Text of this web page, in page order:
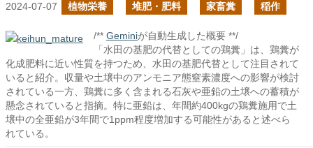
2024-07-07 植物栄養 堆肥・肥料 家畜糞 稲作
/** Geminiが自動生成した概要 **/
「水田の基肥の代替としての鶏糞」は、鶏糞が
化成肥料に近い性質を持つため、水田の基肥代替として注目されて
いると紹介。収量や土壌中のアンモニア態窒素濃度への影響が検討
されている一方、鶏糞に多く含まれる石灰や亜鉛の土壌への蓄積が
懸念されていると指摘。特に亜鉛は、年間約400kgの鶏糞施用で土
壌中の全亜鉛が3年間で1ppm程度増加する可能性があると述べら
れている。